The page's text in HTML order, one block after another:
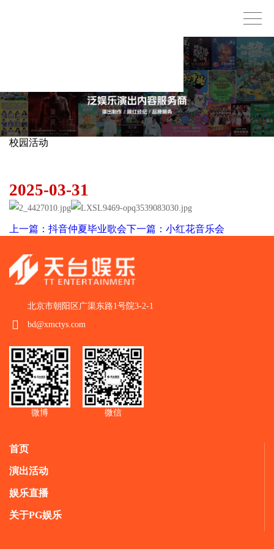
校园活动
2025-03-31
上一篇：抖音仲夏毕业歌会下一篇：小红花音乐会
北京市朝阳区广渠东路1号院3-2-1
bd@xmctys.com
微博 微信
首页
演出活动
娱乐直播
关于PG娱乐